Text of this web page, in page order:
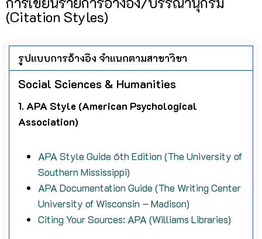
(Citation Styles)
รูปแบบการอ้างอิง จำแนกตามสาขาวิชา
Social Sciences & Humanities
1. APA Style (American Psychological
Association)
APA Style Guide 6th Edition (The University of
Southern Mississippi)
APA Documentation Guide (The Writing Center
University of Wisconsin – Madison)
Citing Your Sources: APA (Williams Libraries)